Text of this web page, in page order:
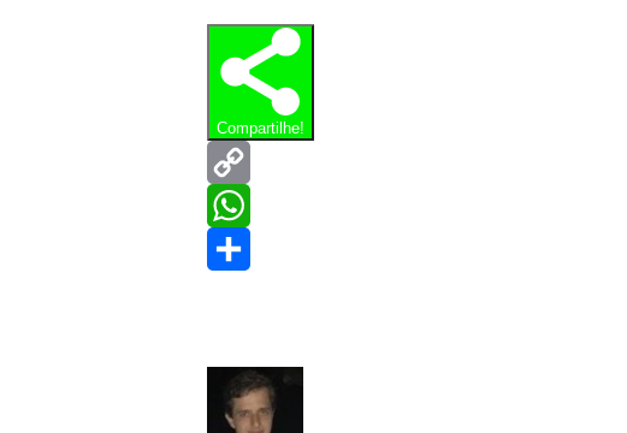
Compartilhe!
Copy
Link
WhatsApp